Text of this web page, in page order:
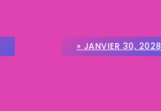
» JANVIER 30, 2028